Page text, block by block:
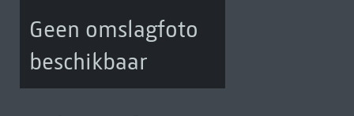
Geen omslagfoto
beschikbaar